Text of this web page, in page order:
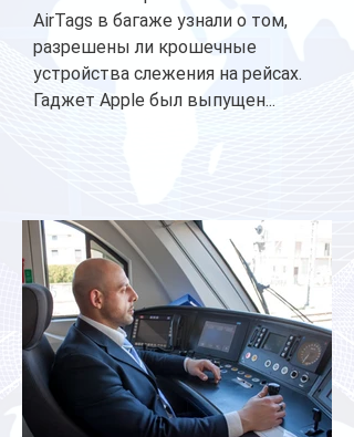
AirTags в багаже узнали о том,
разрешены ли крошечные
устройства слежения на рейсах.
Гаджет Apple был выпущен...